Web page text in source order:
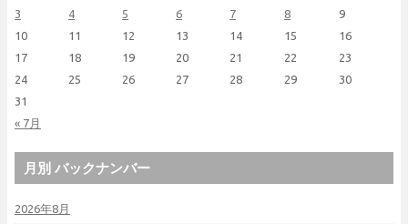
« 7月
3
4 5 6 7 8
9
10
11 12 13 14 15
16
17
18 19 20 21 22
23
24
25 26 27 28 29
30
31
月別 バックナンバー
2026年8月